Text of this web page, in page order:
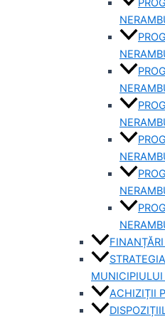
MUNICIPIULUI
ACHIZIȚII